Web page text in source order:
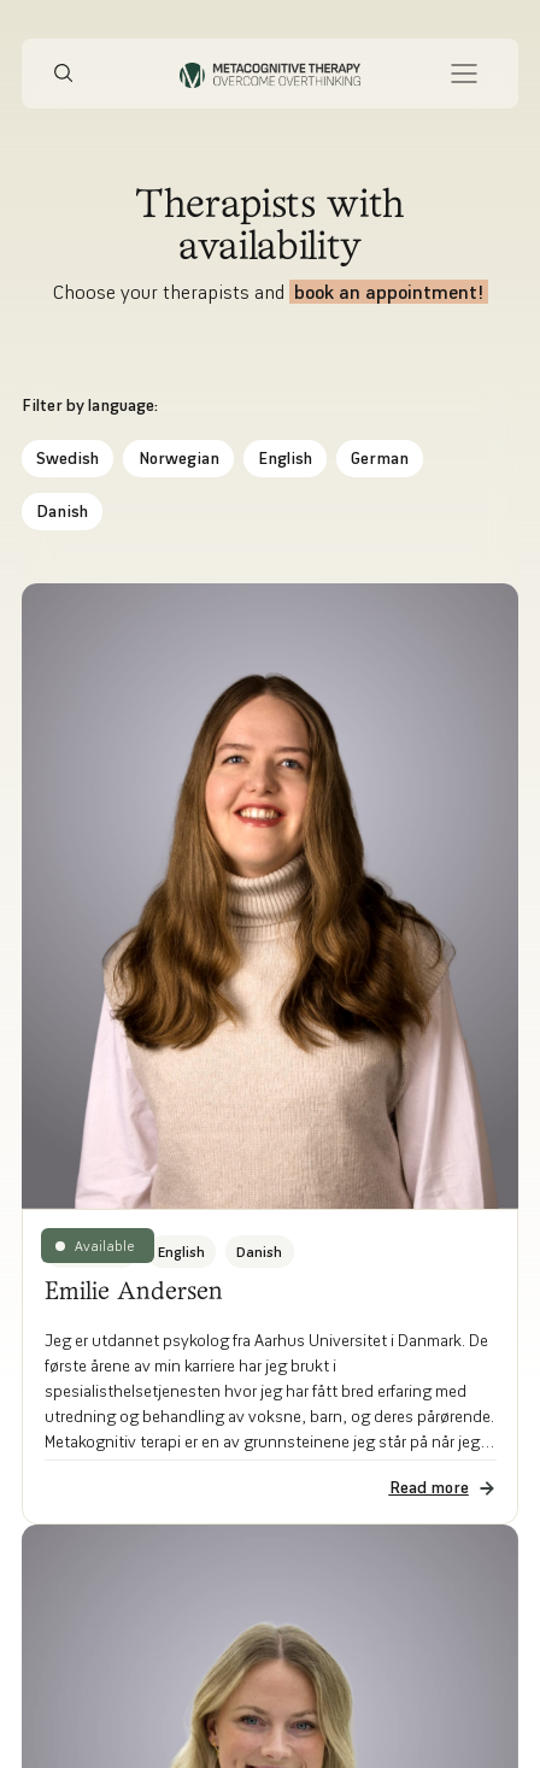
Therapists with
availability
Choose your therapists and book an appointment!
Filter by language:
Swedish Norwegian English German
Danish
Available
Norwegian English Danish
Emilie Andersen
Jeg er utdannet psykolog fra Aarhus Universitet i Danmark. De
første årene av min karriere har jeg brukt i
spesialisthelsetjenesten hvor jeg har fått bred erfaring med
utredning og behandling av voksne, barn, og deres pårørende.
Metakognitiv terapi er en av grunnsteinene jeg står på når jeg
Read more